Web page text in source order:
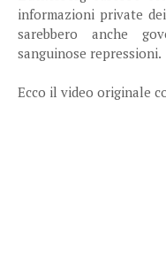
informazioni private
sarebbero anche
sanguinose repressioni.
Ecco il video originale